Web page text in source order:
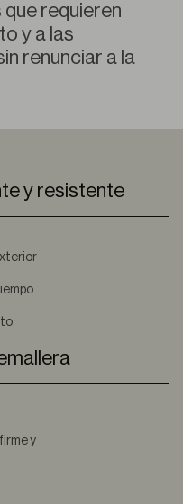
requieren
y a las
renunciar a la
y resistente
y